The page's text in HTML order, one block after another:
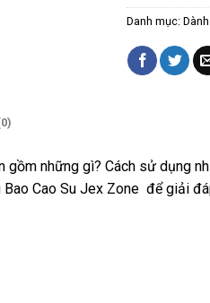
Danh mục:
gồm những gì? Cách sử dụng
Cao Su Jex Zone để giải